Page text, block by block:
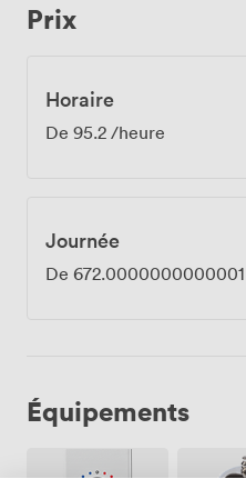
Prix
Horaire
De 95.2 /heure
Journée
De 672.0000000000001
Équipements